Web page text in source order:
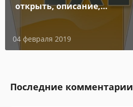
открыть, описание,
особенности
04 февраля 2019
Последние комментарии